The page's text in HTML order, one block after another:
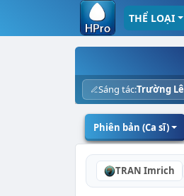
THỂ LOẠI
Sáng tác:Trường Lê
Phiên bản (Ca sĩ)
TRAN Imrich